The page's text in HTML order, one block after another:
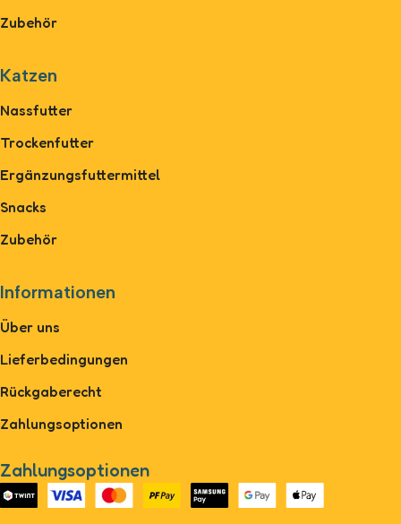
Zubehör
Katzen
Nassfutter
Trockenfutter
Ergänzungsfuttermittel
Snacks
Zubehör
Informationen
Über uns
Lieferbedingungen
Rückgaberecht
Zahlungsoptionen
Zahlungsoptionen